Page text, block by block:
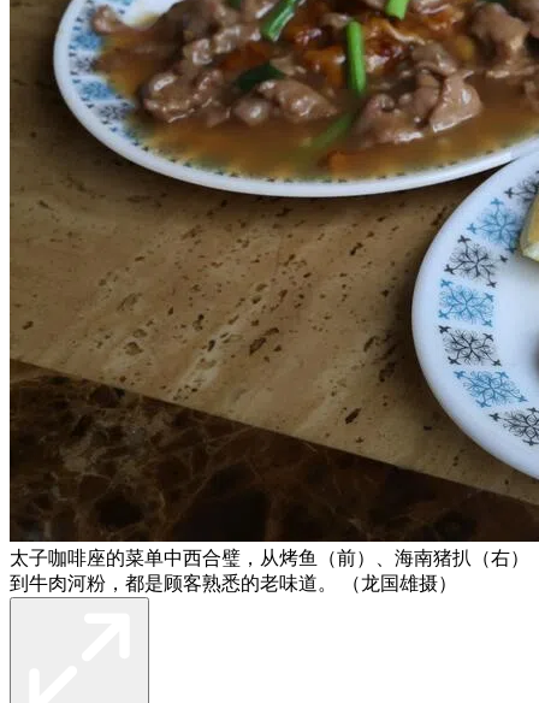
太子咖啡座的菜单中西合璧，从烤鱼（前）、海南猪扒（右）
到牛肉河粉，都是顾客熟悉的老味道。 （龙国雄摄）